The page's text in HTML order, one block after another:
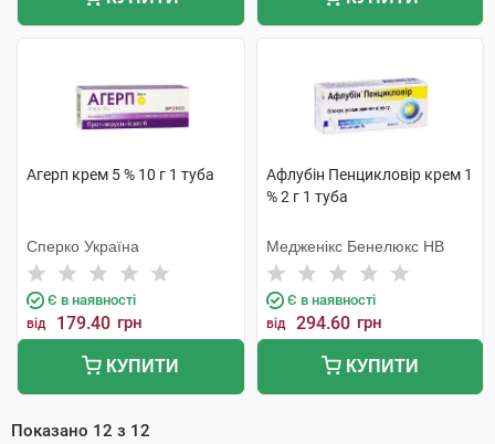
Агерп крем 5 % 10 г 1 туба
Сперко Україна
Є в наявності
від 179.40 грн
КУПИТИ
Афлубін Пенцикловір крем 1
% 2 г 1 туба
Медженікс Бенелюкс НВ
Є в наявності
від 294.60 грн
КУПИТИ
Показано 12 з 12